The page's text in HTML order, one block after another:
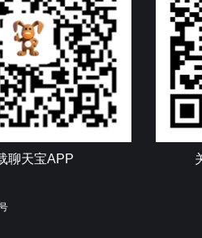
聊天宝APP